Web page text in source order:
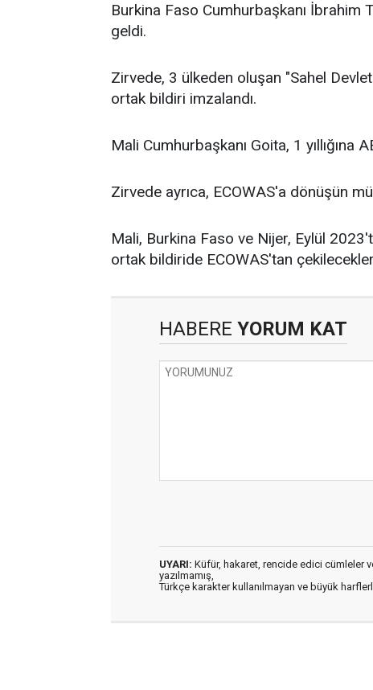
Burkina Faso Cumhurbaşkanı İbrahim
geldi.
Zirvede, 3 ülkeden oluşan "Sahel
ortak bildiri imzalandı.
Mali Cumhurbaşkanı Goita, 1 yıllığına
Zirvede ayrıca, ECOWAS'a dönüşün
Mali, Burkina Faso ve Nijer, Eylül
ortak bildiride ECOWAS'tan
HABERE YORUM KAT
UYARI: Küfür, hakaret, rencide edici cümleler
yazılmamış,
Türkçe karakter kullanılmayan ve büyük